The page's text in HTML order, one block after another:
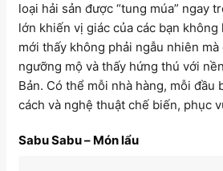
loại hải sản được “tung múa” ngay
lớn khiến vị giác của các bạn
mới thấy không phải ngẫu nhiên mà
ngưỡng mộ và thấy hứng thú với
Bản. Có thể mỗi nhà hàng, mỗi đầu
cách và nghệ thuật chế biến, phục
Sabu Sabu – Món lẩu